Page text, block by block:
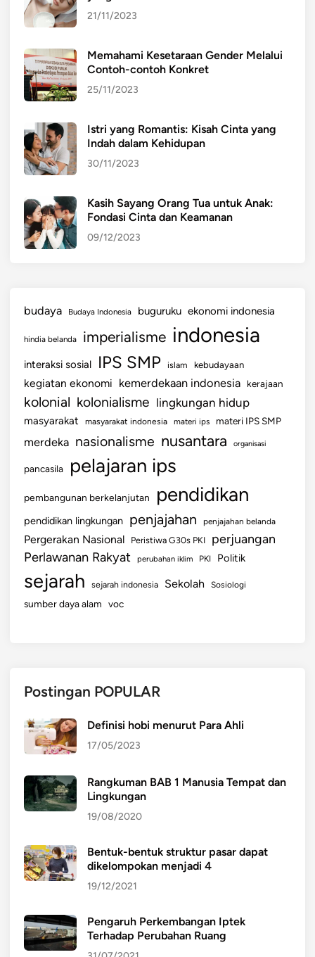
21/11/2023
Memahami Kesetaraan Gender Melalui
Contoh-contoh Konkret
25/11/2023
Istri yang Romantis: Kisah Cinta yang
Indah dalam Kehidupan
30/11/2023
Kasih Sayang Orang Tua untuk Anak:
Fondasi Cinta dan Keamanan
09/12/2023
budaya Budaya Indonesia buguruku ekonomi indonesia
hindia belanda imperialisme indonesia
interaksi sosial IPS SMP islam kebudayaan
kegiatan ekonomi kemerdekaan indonesia kerajaan
kolonial kolonialisme lingkungan hidup
masyarakat masyarakat indonesia materi ips materi IPS SMP
merdeka nasionalisme nusantara organisasi
pancasila pelajaran ips
pembangunan berkelanjutan pendidikan
pendidikan lingkungan penjajahan penjajahan belanda
Pergerakan Nasional Peristiwa G30s PKI perjuangan
Perlawanan Rakyat perubahan iklim PKI Politik
sejarah sejarah indonesia Sekolah Sosiologi
sumber daya alam voc
Postingan POPULAR
Definisi hobi menurut Para Ahli
17/05/2023
Rangkuman BAB 1 Manusia Tempat dan
Lingkungan
19/08/2020
Bentuk-bentuk struktur pasar dapat
dikelompokan menjadi 4
19/12/2021
Pengaruh Perkembangan Iptek
Terhadap Perubahan Ruang